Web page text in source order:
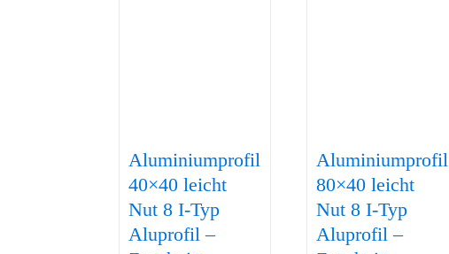
Aluminiumprofil
40×40 leicht
Nut 8 I-Typ
Aluprofil –
Aluminiumprofil
80×40 leicht
Nut 8 I-Typ
Aluprofil –